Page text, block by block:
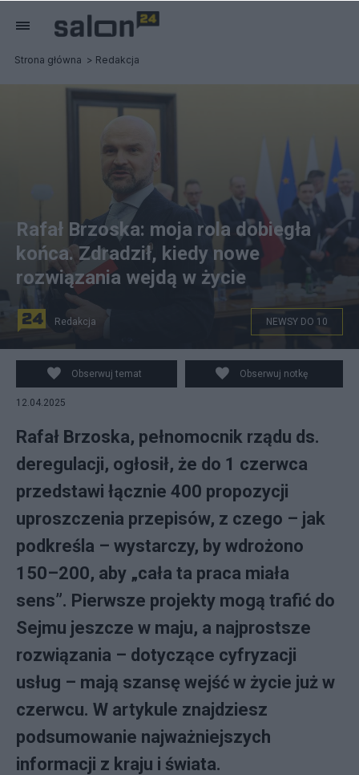
Strona główna Redakcja
na zdjęciu: Pełnomocnik przedsiębiorców ds.
deregulacji Rafał Brzoska po spotkaniu z
przedstawicielami strony społecznej w sprawie
deregulacji, 24 bm. w Kancelarii Prezesa Rady Ministrów
Rafał Brzoska: moja rola dobiegła
końca. Zdradził, kiedy nowe
rozwiązania wejdą w życie
Redakcja NEWSY DO 10
Obserwuj temat Obserwuj notkę
12.04.2025
Rafał Brzoska, pełnomocnik rządu ds.
deregulacji, ogłosił, że do 1 czerwca
przedstawi łącznie 400 propozycji
uproszczenia przepisów, z czego – jak
podkreśla – wystarczy, by wdrożono
150–200, aby „cała ta praca miała
sens”. Pierwsze projekty mogą trafić do
Sejmu jeszcze w maju, a najprostsze
rozwiązania – dotyczące cyfryzacji
usług – mają szansę wejść w życie już w
czerwcu. W artykule znajdziesz
podsumowanie najważniejszych
informacji z kraju i świata.